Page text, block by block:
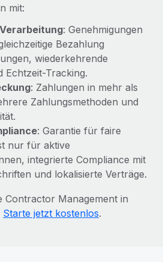
mit:
: Genehmigungen
Bezahlung
wiederkehrende
Echtzeit-Tracking.
: Zahlungen in mehr als
Zahlungsmethoden und
: Garantie für faire
nur für aktive
integrierte Compliance mit
und lokalisierte Verträge.
Contractor Management in
Starte jetzt kostenlos.